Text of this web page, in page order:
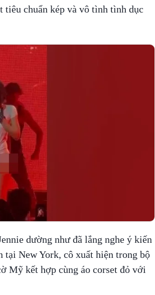
tiêu chuẩn kép và vô tình tình dục
dường như đã lắng nghe ý kiến
tại New York, cô xuất hiện trong bộ
Mỹ kết hợp cùng áo corset đỏ với